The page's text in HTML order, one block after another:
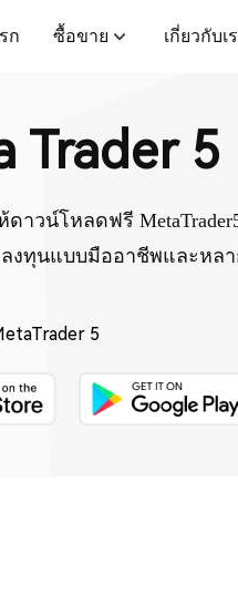
ก ซื้อขาย เกี่ยวกับเ
Trader 5
ดาวน์โหลดฟรี
ลงทุนแบบมืออาชีพและหล
5